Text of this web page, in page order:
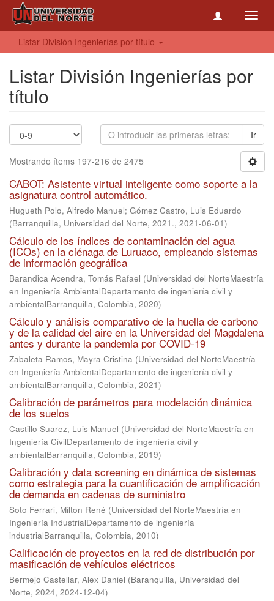
Listar División Ingenierías por título
Listar División Ingenierías por
título
Ir
Mostrando ítems 197-216 de 2475
CABOT: Asistente virtual inteligente como soporte a la
asignatura control automático.
Hugueth Polo, Alfredo Manuel; Gómez Castro, Luis Eduardo
(Barranquilla, Universidad del Norte, 2021., 2021-06-01)
Cálculo de los índices de contaminación del agua
(ICOs) en la ciénaga de Luruaco, empleando sistemas
de información geográfica
Barandica Acendra, Tomás Rafael (Universidad del NorteMaestría
en Ingeniería AmbientalDepartamento de ingeniería civil y
ambientalBarranquilla, Colombia, 2020)
Cálculo y análisis comparativo de la huella de carbono
y de la calidad del aire en la Universidad del Magdalena
antes y durante la pandemia por COVID-19
Zabaleta Ramos, Mayra Cristina (Universidad del NorteMaestría
en Ingeniería AmbientalDepartamento de ingeniería civil y
ambientalBarranquilla, Colombia, 2021)
Calibración de parámetros para modelación dinámica
de los suelos
Castillo Suarez, Luis Manuel (Universidad del NorteMaestría en
Ingeniería CivilDepartamento de ingeniería civil y
ambientalBarranquilla, Colombia, 2019)
Calibración y data screening en dinámica de sistemas
como estrategia para la cuantificación de amplificación
de demanda en cadenas de suministro
Soto Ferrari, Milton René (Universidad del NorteMaestría en
Ingeniería IndustrialDepartamento de ingeniería
industrialBarranquilla, Colombia, 2010)
Calificación de proyectos en la red de distribución por
masificación de vehículos eléctricos
Bermejo Castellar, Alex Daniel (Baranquilla, Universidad del
Norte, 2024, 2024-12-04)